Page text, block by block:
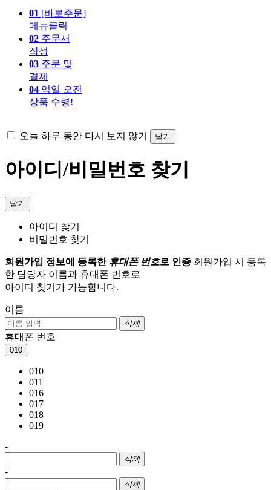
01 [바로주문]
메뉴클릭
02 주문서
작성
03 주문 및
결제
04 익일 오전
상품 수령!
오늘 하루 동안 다시 보지 않기 닫기
아이디/비밀번호 찾기
닫기
아이디 찾기
비밀번호 찾기
회원가입 정보에 등록한 휴대폰 번호로 인증 회원가입 시 등록
한 담당자 이름과 휴대폰 번호로
아이디 찾기가 가능합니다.
이름
삭제
휴대폰 번호
010
010
011
016
017
018
019
-
삭제
-
삭제